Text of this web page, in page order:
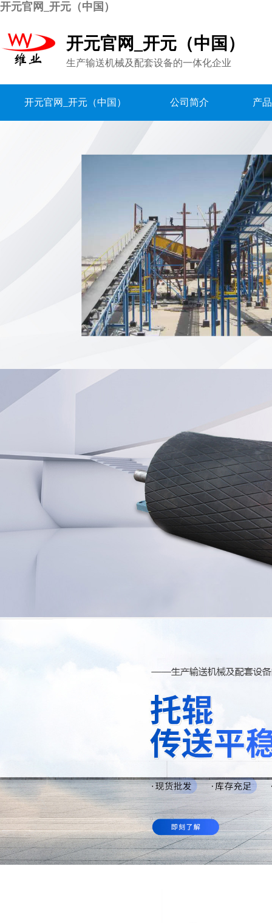
开元官网_开元（中国）
开元官网_开元（中国）
生产输送机械及配套设备的一体化企业
开元官网_开元（中国） 公司简介 产